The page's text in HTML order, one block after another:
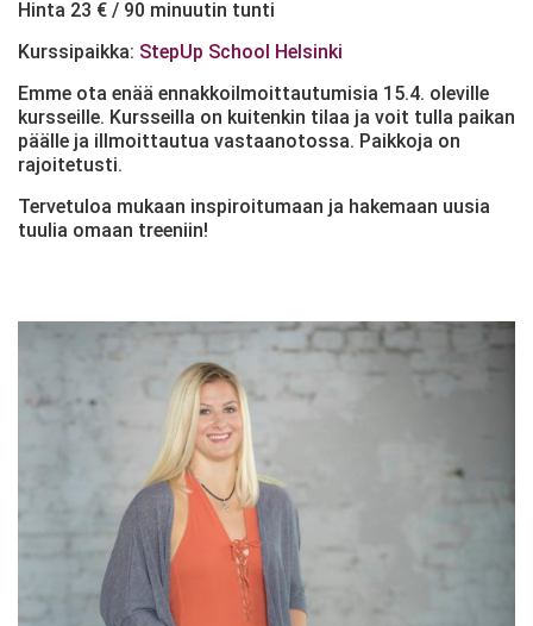
Hinta 23 € / 90 minuutin tunti
Kurssipaikka: StepUp School Helsinki
Emme ota enää ennakkoilmoittautumisia 15.4. oleville
kursseille. Kursseilla on kuitenkin tilaa ja voit tulla paikan
päälle ja illmoittautua vastaanotossa. Paikkoja on
rajoitetusti.
Tervetuloa mukaan inspiroitumaan ja hakemaan uusia
tuulia omaan treeniin!